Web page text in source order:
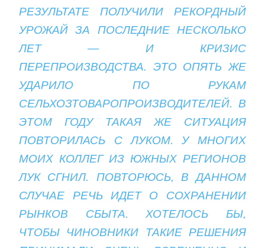
РЕЗУЛЬТАТЕ ПОЛУЧИЛИ РЕКОРДНЫЙ
УРОЖАЙ ЗА ПОСЛЕДНИЕ НЕСКОЛЬКО
ЛЕТ — И КРИЗИС
ПЕРЕПРОИЗВОДСТВА. ЭТО ОПЯТЬ ЖЕ
УДАРИЛО ПО РУКАМ
СЕЛЬХОЗТОВАРОПРОИЗВОДИТЕЛЕЙ. В
ЭТОМ ГОДУ ТАКАЯ ЖЕ СИТУАЦИЯ
ПОВТОРИЛАСЬ С ЛУКОМ. У МНОГИХ
МОИХ КОЛЛЕГ ИЗ ЮЖНЫХ РЕГИОНОВ
ЛУК СГНИЛ. ПОВТОРЮСЬ, В ДАННОМ
СЛУЧАЕ РЕЧЬ ИДЕТ О СОХРАНЕНИИ
РЫНКОВ СБЫТА. ХОТЕЛОСЬ БЫ,
ЧТОБЫ ЧИНОВНИКИ ТАКИЕ РЕШЕНИЯ